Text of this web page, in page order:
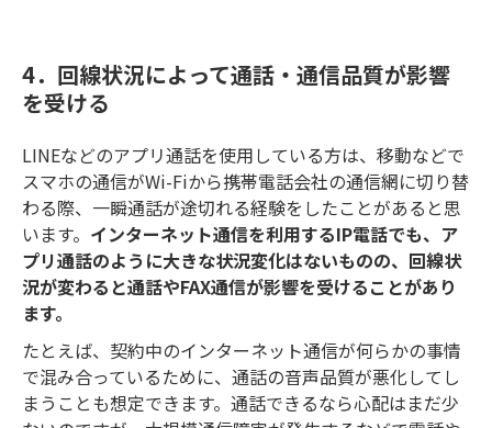
4．回線状況によって通話・通信品質が影響
を受ける
LINEなどのアプリ通話を使用している方は、移動などで
スマホの通信がWi-Fiから携帯電話会社の通信網に切り替
わる際、一瞬通話が途切れる経験をしたことがあると思
います。 インターネット通信を利用するIP電話でも、ア
プリ通話のように大きな状況変化はないものの、回線状
況が変わると通話やFAX通信が影響を受けることがあり
ます。
たとえば、契約中のインターネット通信が何らかの事情
で混み合っているために、通話の音声品質が悪化してし
まうことも想定できます。通話できるなら心配はまだ少